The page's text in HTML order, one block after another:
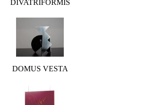
DIVATRIFORMIS
DOMUS VESTA